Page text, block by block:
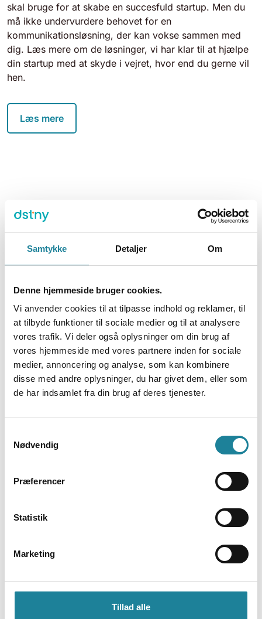
Samtykke Detaljer Om
Denne hjemmeside bruger cookies.
Vi anvender cookies til at tilpasse indhold og reklamer, til
at tilbyde funktioner til sociale medier og til at analysere
vores trafik. Vi deler også oplysninger om din brug af
vores hjemmeside med vores partnere inden for sociale
medier, annoncering og analyse, som kan kombinere
disse med andre oplysninger, du har givet dem, eller som
de har indsamlet fra din brug af deres tjenester.
Nødvendig
Præferencer
Statistik
Marketing
Tillad alle
skal bruge for at skabe en succesfuld startup. Men du
må ikke undervurdere behovet for en
kommunikationsløsning, der kan vokse sammen med
dig. Læs mere om de løsninger, vi har klar til at hjælpe
din startup med at skyde i vejret, hvor end du gerne vil
hen.
Læs mere
SMV
I en SMV'er er det almindeligt at have medarbejdere,
der arbejder meget forskelligt, og som skal være i
stand til at løfte opgaver, når behovet opstår. At have
en effektiv og mobil kommunikationsløsning vil ikke kun
gøre det muligt for dine medarbejdere at udføre deres
opgaver, uanset hvor de er.